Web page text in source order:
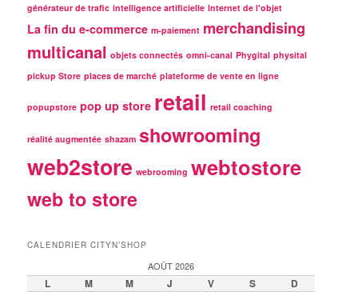
générateur de trafic intelligence artificielle Internet de l'objet
La fin du e-commerce m-paiement merchandising
multicanal objets connectés omni-canal Phygital physital
pickup Store places de marché plateforme de vente en ligne
popupstore pop up store retail retail coaching
réalité augmentée shazam showrooming
web2store webrooming webtostore
web to store
CALENDRIER CITYN’SHOP
AOÛT 2026
L M M J V S D